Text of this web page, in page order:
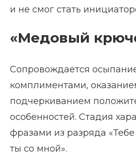
и не смог стать
«Медовый
Сопровождается
комплиментами,
подчеркиванием
особенностей. Стадия
фразами из разряда «Тебе
ты со мной».